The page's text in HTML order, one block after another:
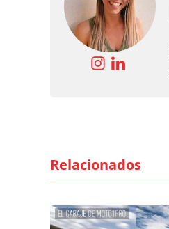
Relacionados